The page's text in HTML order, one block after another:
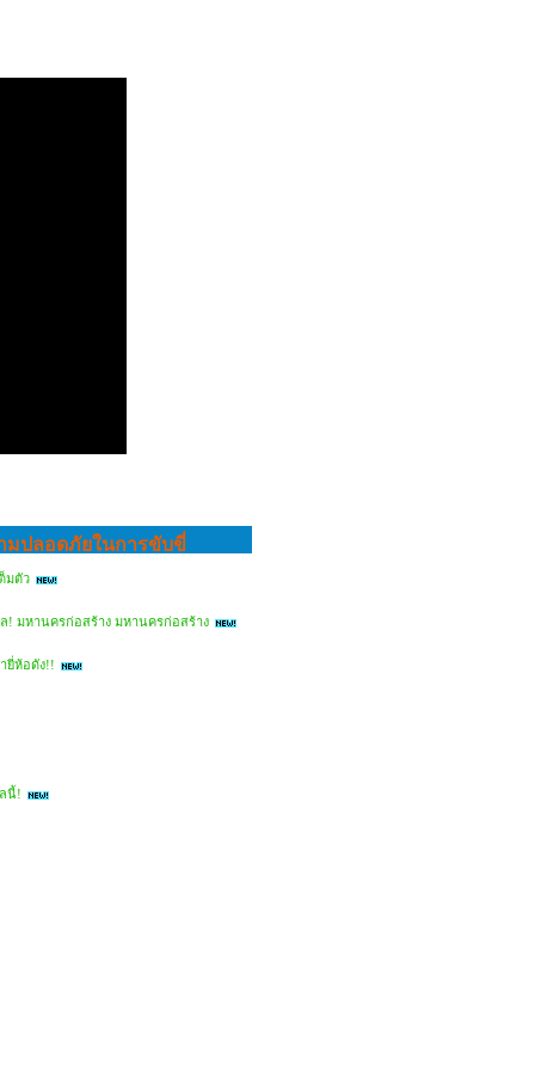
มปลอดภัยในการขับขี่
มตัว
! มหานครก่อสร้าง มหานครก่อสร้าง
ยี่ห้อดัง!!
นี้!